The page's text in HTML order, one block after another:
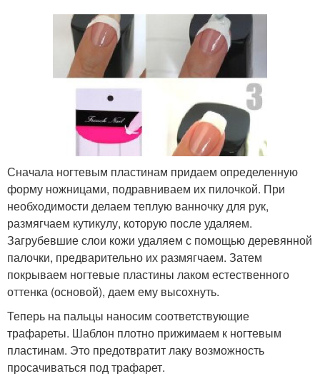
Сначала ногтевым пластинам придаем определенную
форму ножницами, подравниваем их пилочкой. При
необходимости делаем теплую ванночку для рук,
размягчаем кутикулу, которую после удаляем.
Загрубевшие слои кожи удаляем с помощью деревянной
палочки, предварительно их размягчаем. Затем
покрываем ногтевые пластины лаком естественного
оттенка (основой), даем ему высохнуть.
Теперь на пальцы наносим соответствующие
трафареты. Шаблон плотно прижимаем к ногтевым
пластинам. Это предотвратит лаку возможность
просачиваться под трафарет.